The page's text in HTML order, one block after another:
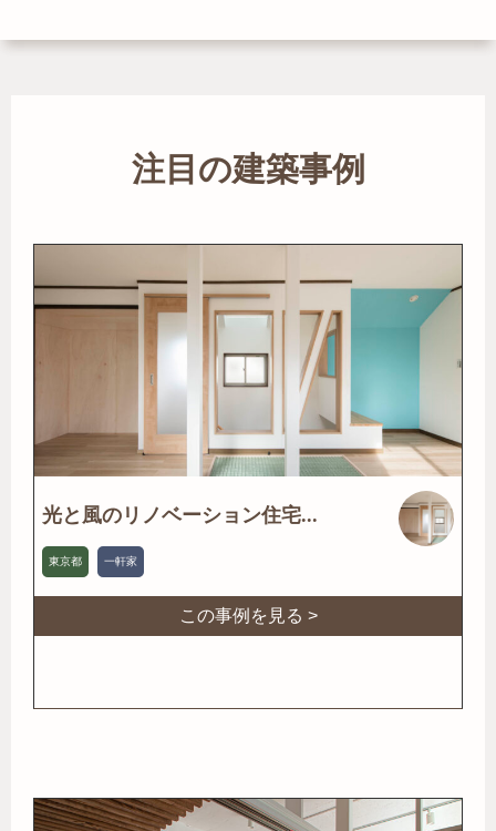
注目の建築事例
光と風のリノベーション住宅...
東京都 一軒家
この事例を見る >